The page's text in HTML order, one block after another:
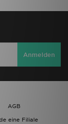
Anmelden
AGB
eine Filiale